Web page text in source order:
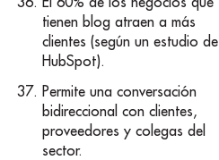
tienen blog atraen a más
clientes (según un estudio de
HubSpot).
Permite una conversación
bidireccional con clientes,
proveedores y colegas del
sector.